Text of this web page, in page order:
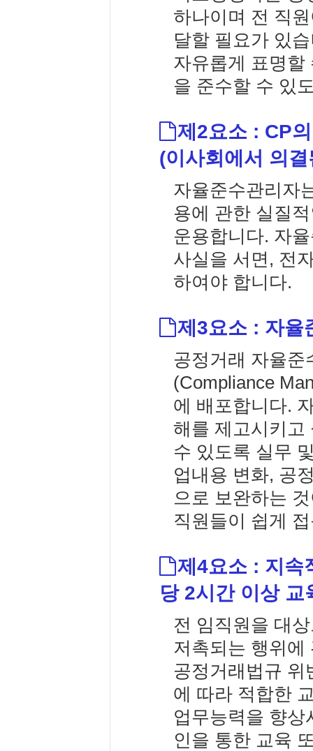
하나이며 전 직
달할 필요가 있
자유롭게 표명할
을 준수할 수 있
제2요소 : CP
(이사회에서 의
자율준수관리자
용에 관한 실질
운용합니다. 자
사실을 서면, 전
하여야 합니다.
제3요소 : 자율
공정거래 자율준
(Compliance
에 배포합니다.
해를 제고시키고
수 있도록 실무
업내용 변화, 공
으로 보완하는
직원들이 쉽게
제4요소 : 지속
당 2시간 이상 교
전 임직원을 대
저촉되는 행위에
공정거래법규 위
에 따라 적합한
업무능력을 향
인을 통한 교육